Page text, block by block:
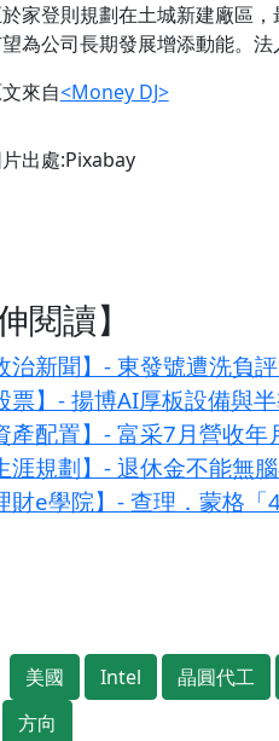
家登則規劃在土城新建廠區
為公司長期發展增添動能。
來自<Money DJ>
出處:Pixabay
閱讀】
治新聞】- 東發號遭洗負
票】- 揚博AI厚板設備與
產配置】- 富采7月營收
涯規劃】- 退休金不能無
財e學院】- 查理．蒙格
美國 Intel 晶圓代工
方向